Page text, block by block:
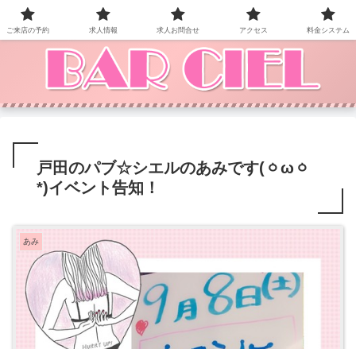
BAR CIEL！ご来店お待ちしています。
戸田のパブ☆シエルのあみです(ㆁωㆁ
*)イベント告知！
あみ
ご来店の予約 求人情報 求人お問合せ アクセス 料金システム